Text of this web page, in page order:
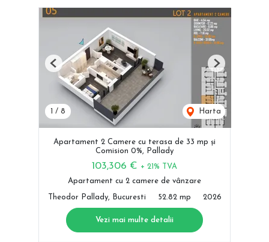
1 / 8 Harta
Previous Next
Apartament 2 Camere cu terasa de 33 mp și
Comision 0%, Pallady
103,306 € + 21% TVA
Apartament cu 2 camere de vânzare
Theodor Pallady, Bucuresti 52.82 mp 2026
Vezi mai multe detalii